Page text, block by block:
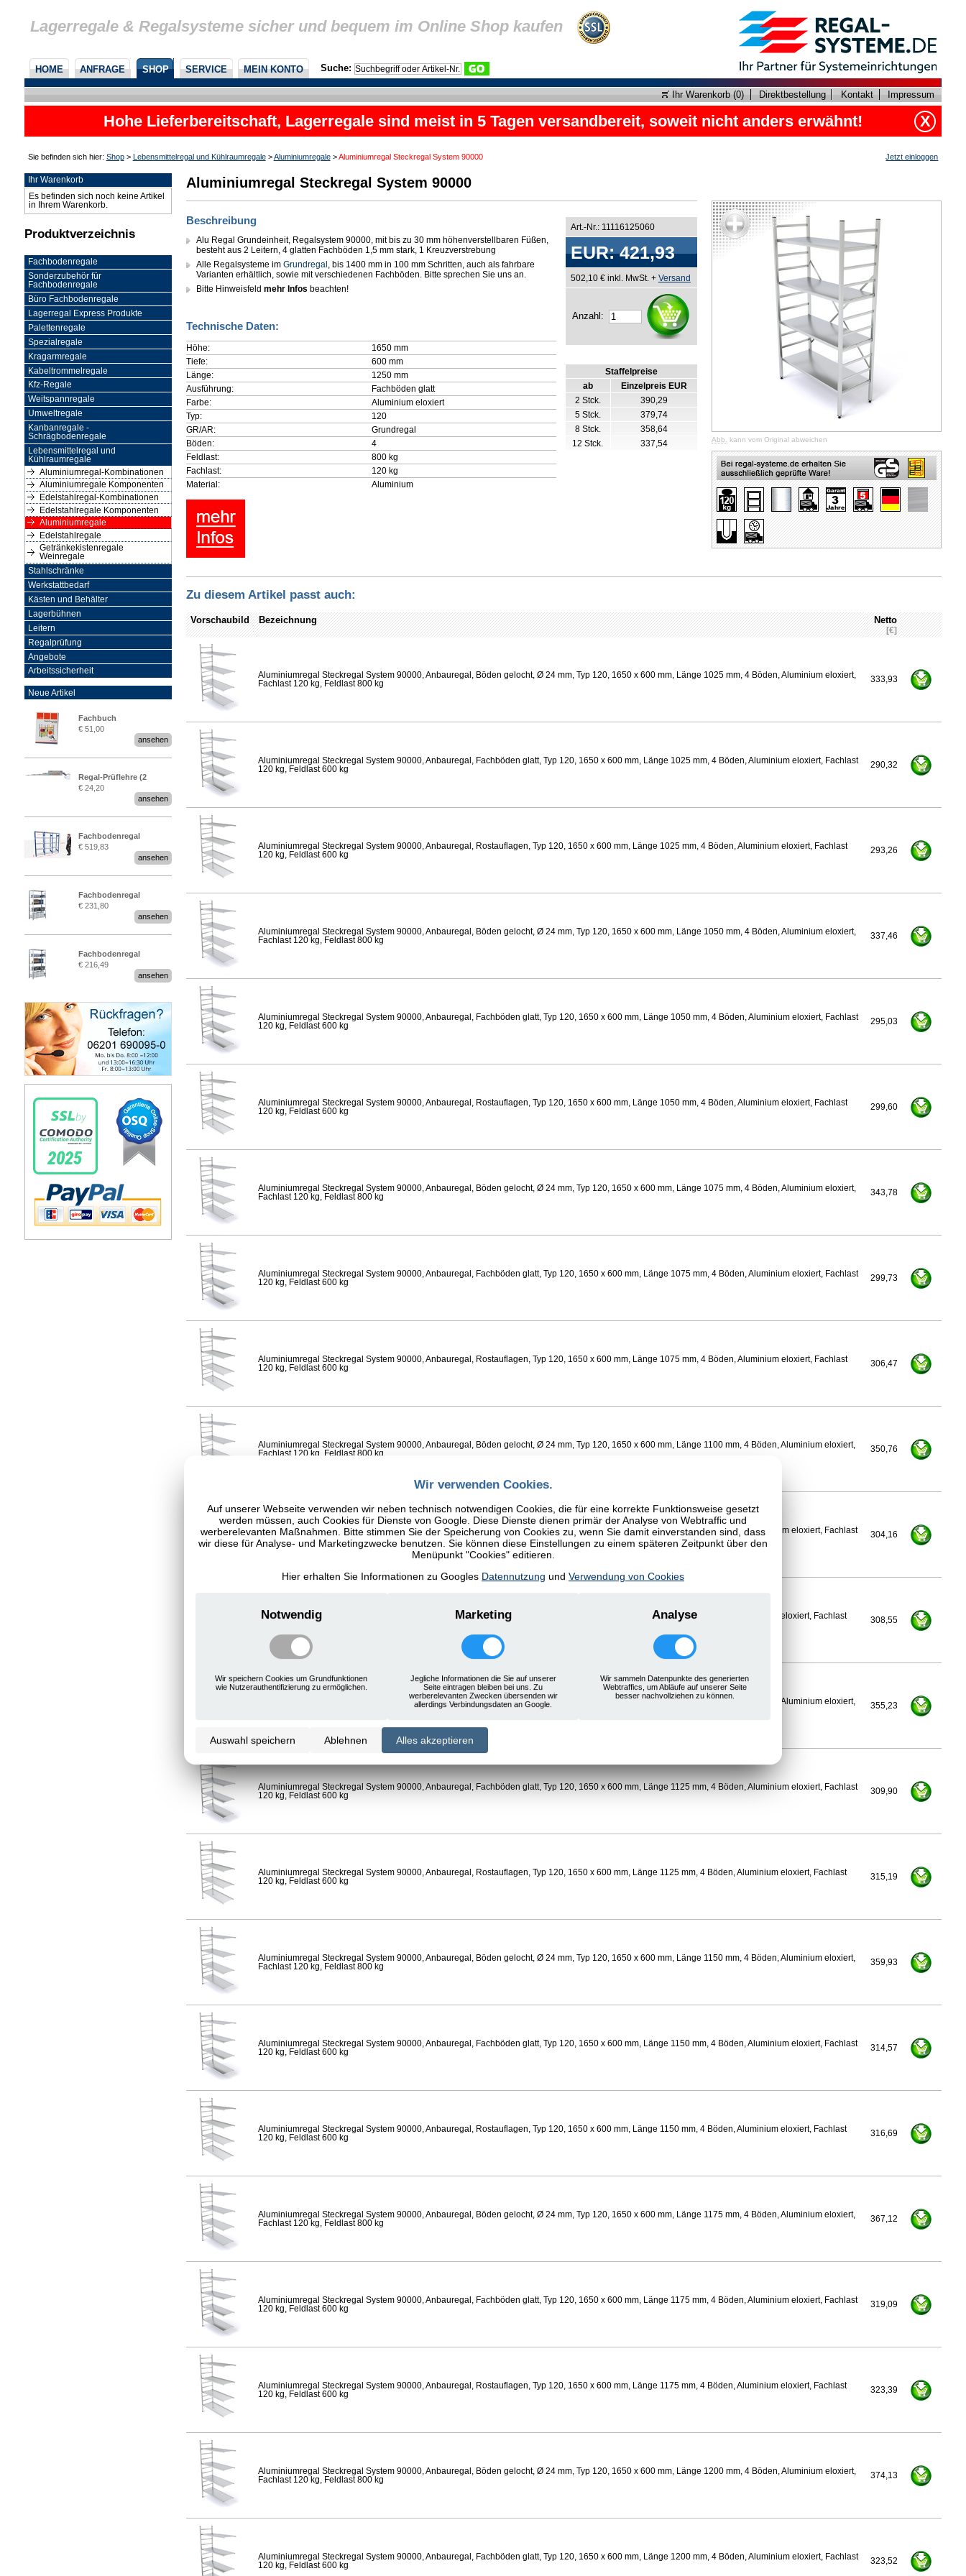
Lagerregale & Regalsysteme sicher und bequem im Online Shop kaufen
HOME ANFRAGE SHOP SERVICE MEIN KONTO Suche:
Ihr Warenkorb (0) Direktbestellung Kontakt Impressum
Hohe Lieferbereitschaft, Lagerregale sind meist in 5 Tagen versandbereit, soweit nicht anders erwähnt! X
Jetzt einloggen
Sie befinden sich hier: Shop> Lebensmittelregal und Kühlraumregale>Aluminiumregale>Aluminiumregal Steckregal System 90000
Ihr Warenkorb
Es befinden sich noch keine Artikel
in Ihrem Warenkorb.
Produktverzeichnis
Fachbodenregale
Sonderzubehör für
Fachbodenregale
Büro Fachbodenregale
Lagerregal Express Produkte
Palettenregale
Spezialregale
Kragarmregale
Kabeltrommelregale
Kfz-Regale
Weitspannregale
Umweltregale
Kanbanregale -
Schrägbodenregale
Lebensmittelregal und
Kühlraumregale
Aluminiumregal-Kombinationen
Aluminiumregale Komponenten
Edelstahlregal-Kombinationen
Edelstahlregale Komponenten
Aluminiumregale
Edelstahlregale
Getränkekistenregale
Weinregale
Stahlschränke
Werkstattbedarf
Kästen und Behälter
Lagerbühnen
Leitern
Regalprüfung
Angebote
Arbeitssicherheit
Neue Artikel
Fachbuch
„Regalprüfung nach DIN
€ 51,00
ansehen
Regal-Prüflehre (2
Stück)
€ 24,20
ansehen
Fachbodenregal
Stecksystem MultiPlus
2,25 Meter breit
€ 519,83
ansehen
Fachbodenregal
Stecksystem MultiPlus
€ 231,80
ansehen
Fachbodenregal
Stecksystem MultiPlus
€ 216,49
ansehen
Aluminiumregal Steckregal System 90000
Abb. kann vom Original abweichen
Art.-Nr.: 11116125060
EUR: 421,93
502,10 € inkl. MwSt. + Versand
Anzahl:
Staffelpreise
ab
Einzelpreis EUR
2 Stck.
390,29
5 Stck.
379,74
8 Stck.
358,64
12 Stck.
337,54
Beschreibung
Alu Regal Grundeinheit, Regalsystem 90000, mit bis zu 30 mm höhenverstellbaren Füßen,
besteht aus 2 Leitern, 4 glatten Fachböden 1,5 mm stark, 1 Kreuzverstrebung
Alle Regalsysteme imGrundregal, bis 1400 mm in 100 mm Schritten, auch als fahrbare
Varianten erhältlich, sowie mit verschiedenen Fachböden. Bitte sprechen Sie uns an.
Bitte Hinweisfeldmehr Infos beachten!
Technische Daten:
Höhe:
1650 mm
Tiefe:
600 mm
Länge:
1250 mm
Ausführung:
Fachböden glatt
Farbe:
Aluminium eloxiert
Typ:
120
GR/AR:
Grundregal
Böden:
4
Feldlast:
800 kg
Fachlast:
120 kg
Material:
Aluminium
Zu diesem Artikel passt auch:
Vorschaubild Bezeichnung Netto
[€]
Aluminiumregal Steckregal System 90000, Anbauregal, Böden gelocht, Ø 24 mm, Typ 120, 1650 x 600 mm, Länge 1025 mm, 4 Böden, Aluminium eloxiert,
Fachlast 120 kg, Feldlast 800 kg
333,93
Aluminiumregal Steckregal System 90000, Anbauregal, Fachböden glatt, Typ 120, 1650 x 600 mm, Länge 1025 mm, 4 Böden, Aluminium eloxiert, Fachlast
120 kg, Feldlast 600 kg
290,32
Aluminiumregal Steckregal System 90000, Anbauregal, Rostauflagen, Typ 120, 1650 x 600 mm, Länge 1025 mm, 4 Böden, Aluminium eloxiert, Fachlast
120 kg, Feldlast 600 kg
293,26
Aluminiumregal Steckregal System 90000, Anbauregal, Böden gelocht, Ø 24 mm, Typ 120, 1650 x 600 mm, Länge 1050 mm, 4 Böden, Aluminium eloxiert,
Fachlast 120 kg, Feldlast 800 kg
337,46
Aluminiumregal Steckregal System 90000, Anbauregal, Fachböden glatt, Typ 120, 1650 x 600 mm, Länge 1050 mm, 4 Böden, Aluminium eloxiert, Fachlast
120 kg, Feldlast 600 kg
295,03
Aluminiumregal Steckregal System 90000, Anbauregal, Rostauflagen, Typ 120, 1650 x 600 mm, Länge 1050 mm, 4 Böden, Aluminium eloxiert, Fachlast
120 kg, Feldlast 600 kg
299,60
Aluminiumregal Steckregal System 90000, Anbauregal, Böden gelocht, Ø 24 mm, Typ 120, 1650 x 600 mm, Länge 1075 mm, 4 Böden, Aluminium eloxiert,
Fachlast 120 kg, Feldlast 800 kg
343,78
Aluminiumregal Steckregal System 90000, Anbauregal, Fachböden glatt, Typ 120, 1650 x 600 mm, Länge 1075 mm, 4 Böden, Aluminium eloxiert, Fachlast
120 kg, Feldlast 600 kg
299,73
Aluminiumregal Steckregal System 90000, Anbauregal, Rostauflagen, Typ 120, 1650 x 600 mm, Länge 1075 mm, 4 Böden, Aluminium eloxiert, Fachlast
120 kg, Feldlast 600 kg
306,47
Aluminiumregal Steckregal System 90000, Anbauregal, Böden gelocht, Ø 24 mm, Typ 120, 1650 x 600 mm, Länge 1100 mm, 4 Böden, Aluminium eloxiert,
Fachlast 120 kg, Feldlast 800 kg
350,76
Aluminiumregal Steckregal System 90000, Anbauregal, Fachböden glatt, Typ 120, 1650 x 600 mm, Länge 1100 mm, 4 Böden, Aluminium eloxiert, Fachlast
120 kg, Feldlast 600 kg
304,16
Aluminiumregal Steckregal System 90000, Anbauregal, Rostauflagen, Typ 120, 1650 x 600 mm, Länge 1100 mm, 4 Böden, Aluminium eloxiert, Fachlast
120 kg, Feldlast 600 kg
308,55
Aluminiumregal Steckregal System 90000, Anbauregal, Böden gelocht, Ø 24 mm, Typ 120, 1650 x 600 mm, Länge 1125 mm, 4 Böden, Aluminium eloxiert,
355,23
Aluminiumregal Steckregal System 90000, Anbauregal, Fachböden glatt, Typ 120, 1650 x 600 mm, Länge 1125 mm, 4 Böden, Aluminium eloxiert, Fachlast
120 kg, Feldlast 600 kg
309,90
Aluminiumregal Steckregal System 90000, Anbauregal, Rostauflagen, Typ 120, 1650 x 600 mm, Länge 1125 mm, 4 Böden, Aluminium eloxiert, Fachlast
120 kg, Feldlast 600 kg
315,19
Aluminiumregal Steckregal System 90000, Anbauregal, Böden gelocht, Ø 24 mm, Typ 120, 1650 x 600 mm, Länge 1150 mm, 4 Böden, Aluminium eloxiert,
Fachlast 120 kg, Feldlast 800 kg
359,93
Aluminiumregal Steckregal System 90000, Anbauregal, Fachböden glatt, Typ 120, 1650 x 600 mm, Länge 1150 mm, 4 Böden, Aluminium eloxiert, Fachlast
120 kg, Feldlast 600 kg
314,57
Aluminiumregal Steckregal System 90000, Anbauregal, Rostauflagen, Typ 120, 1650 x 600 mm, Länge 1150 mm, 4 Böden, Aluminium eloxiert, Fachlast
120 kg, Feldlast 600 kg
316,69
Aluminiumregal Steckregal System 90000, Anbauregal, Böden gelocht, Ø 24 mm, Typ 120, 1650 x 600 mm, Länge 1175 mm, 4 Böden, Aluminium eloxiert,
Fachlast 120 kg, Feldlast 800 kg
367,12
Aluminiumregal Steckregal System 90000, Anbauregal, Fachböden glatt, Typ 120, 1650 x 600 mm, Länge 1175 mm, 4 Böden, Aluminium eloxiert, Fachlast
120 kg, Feldlast 600 kg
319,09
Aluminiumregal Steckregal System 90000, Anbauregal, Rostauflagen, Typ 120, 1650 x 600 mm, Länge 1175 mm, 4 Böden, Aluminium eloxiert, Fachlast
120 kg, Feldlast 600 kg
323,39
Aluminiumregal Steckregal System 90000, Anbauregal, Böden gelocht, Ø 24 mm, Typ 120, 1650 x 600 mm, Länge 1200 mm, 4 Böden, Aluminium eloxiert,
Fachlast 120 kg, Feldlast 800 kg
374,13
Aluminiumregal Steckregal System 90000, Anbauregal, Fachböden glatt, Typ 120, 1650 x 600 mm, Länge 1200 mm, 4 Böden, Aluminium eloxiert, Fachlast
120 kg, Feldlast 600 kg
323,52
Wir verwenden Cookies.
Auf unserer Webseite verwenden wir neben technisch notwendigen Cookies, die für eine korrekte Funktionsweise gesetzt
werden müssen, auch Cookies für Dienste von Google. Diese Dienste dienen primär der Analyse von Webtraffic und
werberelevanten Maßnahmen. Bitte stimmen Sie der Speicherung von Cookies zu, wenn Sie damit einverstanden sind, dass
wir diese für Analyse- und Marketingzwecke benutzen. Sie können diese Einstellungen zu einem späteren Zeitpunkt über den
Menüpunkt "Cookies" editieren.
Hier erhalten Sie Informationen zu Googles Datennutzung und Verwendung von Cookies
Notwendig
Wir speichern Cookies um Grundfunktionen
wie Nutzerauthentifizierung zu ermöglichen.
Marketing
Jegliche Informationen die Sie auf unserer
Seite eintragen bleiben bei uns. Zu
werberelevanten Zwecken übersenden wir
allerdings Verbindungsdaten an Google.
Analyse
Wir sammeln Datenpunkte des generierten
Webtraffics, um Abläufe auf unserer Seite
besser nachvollziehen zu können.
Auswahl speichern Ablehnen Alles akzeptieren